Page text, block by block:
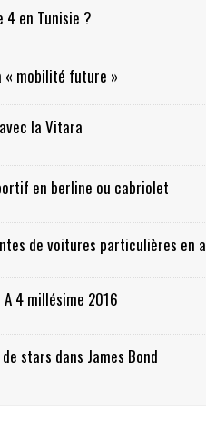
4 en Tunisie ?
« mobilité future »
la Vitara
en berline ou cabriolet
de voitures particulières en
4 millésime 2016
stars dans James Bond